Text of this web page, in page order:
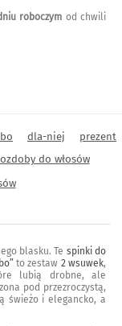
roboczym od chwili
dla-niej
prezent
do włosów
blasku. Te spinki do
to zestaw 2 wsuwek,
lubią drobne, ale
pod przezroczystą,
świeżo i elegancko, a